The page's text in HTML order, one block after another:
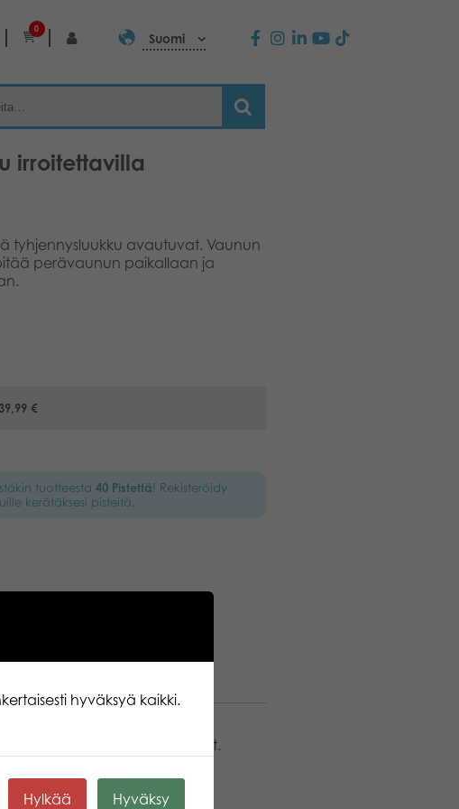
0
Suomi
irroitettavilla
tyhjennysluukku avautuvat. Vaunun
perävaunun paikallaan ja
€
tuotteesta 40 Pistettä! Rekisteröidy
kerätäksesi pisteitä.
tyhjennysluukku avautuvat.
Tukijalka pitää perävaunun
kuvan.
hyväksyä kaikki.
Hylkää Hyväksy